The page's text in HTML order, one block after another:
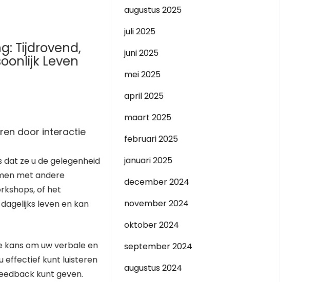
Tijdrovend,
Leven
door interactie
ze u de gelegenheid
met andere
of het
leven en kan
om uw verbale en
effectief kunt luisteren
kunt geven.
augustus 2025
juli 2025
juni 2025
mei 2025
april 2025
maart 2025
februari 2025
januari 2025
december 2024
november 2024
oktober 2024
september 2024
augustus 2024